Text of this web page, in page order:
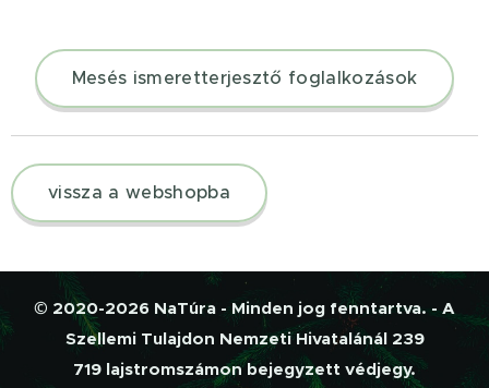
Mesés ismeretterjesztő foglalkozások
vissza a webshopba
© 2020-2026 NaTúra - Minden jog fenntartva. - A
Szellemi Tulajdon Nemzeti Hivatalánál 239
719 lajstromszámon bejegyzett védjegy.